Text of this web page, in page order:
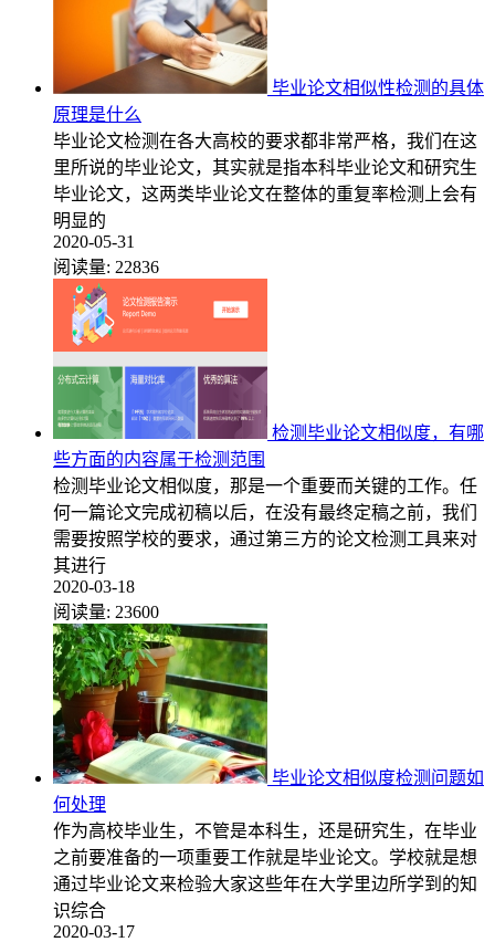
毕业论文相似性检测的具体
原理是什么
毕业论文检测在各大高校的要求都非常严格，我们在这
里所说的毕业论文，其实就是指本科毕业论文和研究生
毕业论文，这两类毕业论文在整体的重复率检测上会有
明显的
2020-05-31
阅读量: 22836
检测毕业论文相似度，有哪
些方面的内容属于检测范围
检测毕业论文相似度，那是一个重要而关键的工作。任
何一篇论文完成初稿以后，在没有最终定稿之前，我们
需要按照学校的要求，通过第三方的论文检测工具来对
其进行
2020-03-18
阅读量: 23600
毕业论文相似度检测问题如
何处理
作为高校毕业生，不管是本科生，还是研究生，在毕业
之前要准备的一项重要工作就是毕业论文。学校就是想
通过毕业论文来检验大家这些年在大学里边所学到的知
识综合
2020-03-17